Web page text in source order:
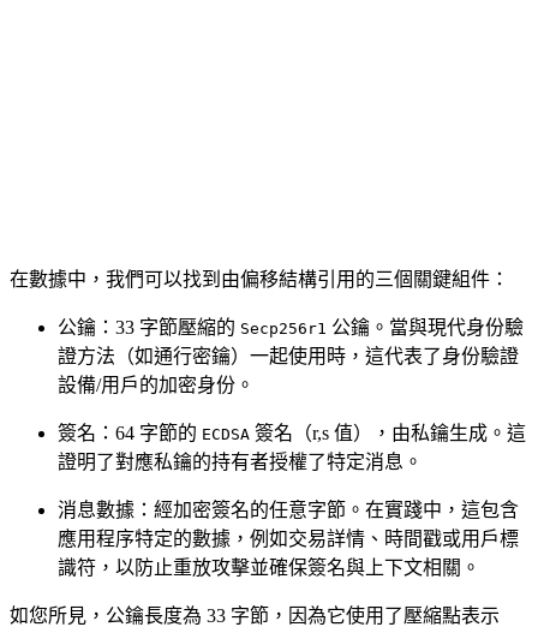
在數據中，我們可以找到由偏移結構引用的三個關鍵組件：
公鑰：33 字節壓縮的 Secp256r1 公鑰。當與現代身份驗
證方法（如通行密鑰）一起使用時，這代表了身份驗證
設備/用戶的加密身份。
簽名：64 字節的 ECDSA 簽名（r,s 值），由私鑰生成。這
證明了對應私鑰的持有者授權了特定消息。
消息數據：經加密簽名的任意字節。在實踐中，這包含
應用程序特定的數據，例如交易詳情、時間戳或用戶標
識符，以防止重放攻擊並確保簽名與上下文相關。
如您所見，公鑰長度為 33 字節，因為它使用了壓縮點表示